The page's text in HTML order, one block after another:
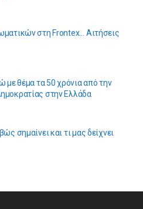
στη Frontex… Αιτήσεις
με θέμα τα 50 χρόνια από την
στην Ελλάδα
σημαίνει και τι μας δείχνει